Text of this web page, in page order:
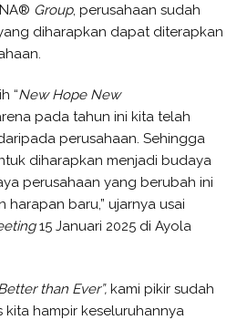
Group, perusahaan sudah
diharapkan dapat diterapkan
“NewHope New
pada tahun ini kita telah
perusahaan. Sehingga
diharapkan menjadi budaya
perusahaan yang berubah ini
harapan baru,” ujarnya usai
15 Januari 2025 di Ayola
etter than Ever”, kami pikir sudah
kita hampir keseluruhannya